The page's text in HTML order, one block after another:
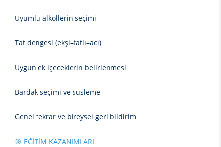
Uyumlu alkollerin seçimi
Tat dengesi (ekşi–tatlı–acı)
Uygun ek içeceklerin belirlenmesi
Bardak seçimi ve süsleme
Genel tekrar ve bireysel geri bildirim
🎯 EĞİTİM KAZANIMLARI